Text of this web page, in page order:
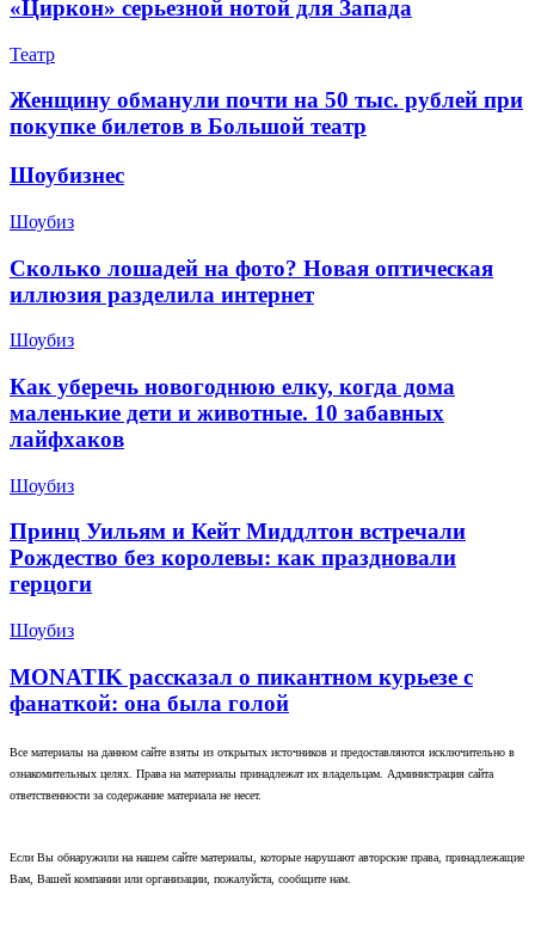
«Циркон» серьезной нотой для Запада
Театр
Женщину обманули почти на 50 тыс. рублей при
покупке билетов в Большой театр
Шоубизнес
Шоубиз
Сколько лошадей на фото? Новая оптическая
иллюзия разделила интернет
Шоубиз
Как уберечь новогоднюю елку, когда дома
маленькие дети и животные. 10 забавных
лайфхаков
Шоубиз
Принц Уильям и Кейт Миддлтон встречали
Рождество без королевы: как праздновали
герцоги
Шоубиз
MONATIK рассказал о пикантном курьезе с
фанаткой: она была голой
Все материалы на данном сайте взяты из открытых источников и предоставляются исключительно в
ознакомительных целях. Права на материалы принадлежат их владельцам. Администрация сайта
ответственности за содержание материала не несет.
Если Вы обнаружили на нашем сайте материалы, которые нарушают авторские права, принадлежащие
Вам, Вашей компании или организации, пожалуйста, сообщите нам.